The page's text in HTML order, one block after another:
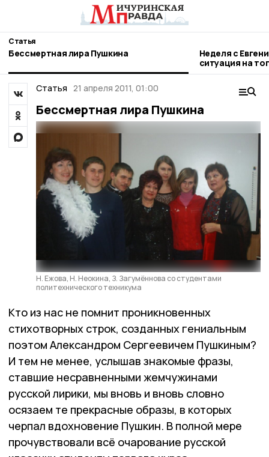
Статья
Бессмертная лира Пушкина
Неделя с
ситуация на
городе и
Статья 21 апреля 2011, 01:00
Бессмертная лира Пушкина
Н. Ежова, Н. Неокина, З. Загумённова со студентами
политехнического техникума
Кто из нас не помнит проникновенных
стихотворных строк, созданных гениальным
поэтом Александром Сергеевичем Пушкиным?
И тем не менее, услышав знакомые фразы,
ставшие несравненными жемчужинами
русской лирики, мы вновь и вновь словно
осязаем те прекрасные образы, в которых
черпал вдохновение Пушкин. В полной мере
прочувствовали всё очарование русской